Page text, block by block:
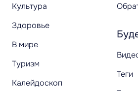
Культура
Здоровье
В мире
Туризм
Калейдоскоп
Теги